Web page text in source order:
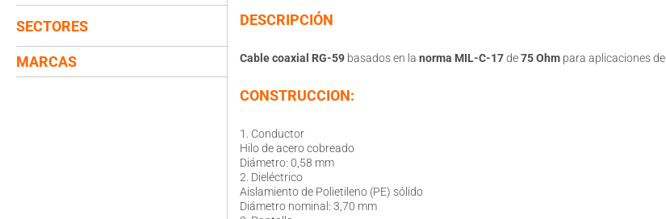
SECTORES
MARCAS
DESCRIPCIÓN
Cable coaxial RG-59 basados en la norma MIL-C-17de75 Ohm para aplicaciones de
CONSTRUCCION:
1. Conductor
Hilo de acero cobreado
Diámetro: 0,58 mm
2. Dieléctrico
Aislamiento de Polietileno (PE) sólido
Diámetro nominal: 3,70 mm